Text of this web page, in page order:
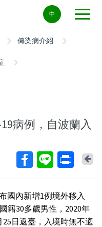
中
傳染病介紹
病例，自波蘭入
國內新增1例境外移入
籍30多歲男性，2020年
日返臺，入境時無不適